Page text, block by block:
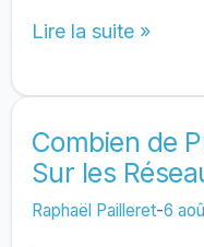
Pourquoi
page
Facebook
ne
marche
Lire la suite »
Combien de
Sur les
Raphaël Pailleret-6